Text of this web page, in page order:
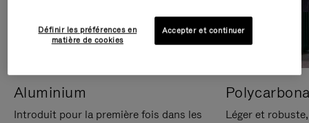
Aluminium
Introduit pour la première fois dans les
Léger et
Définir les préférences en
matière de cookies
Accepter et continuer